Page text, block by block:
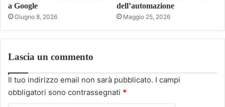
a Google
Giugno 8, 2026
dell’automazione
Maggio 25, 2026
Lascia un commento
Il tuo indirizzo email non sarà pubblicato. I campi
obbligatori sono contrassegnati *